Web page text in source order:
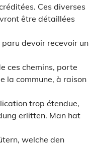
Ces diverses
être détaillées
devoir recevoir un
ces chemins, porte
la commune, à raison
trop étendue,
erlitten. Man hat
welche den